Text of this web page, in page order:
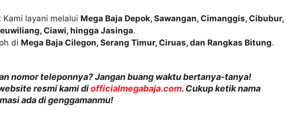
Kami layani melalui Mega Baja Depok, Sawangan, Cimanggis, Cibubur,
Ciawi, hingga Jasinga.
di Mega Baja Cilegon, Serang Timur, Ciruas, dan Rangkas Bitung.
nomor teleponnya? Jangan buang waktu bertanya-tanya!
resmi kami diofficialmegabaja.com. Cukup ketik nama
ada di genggamanmu!